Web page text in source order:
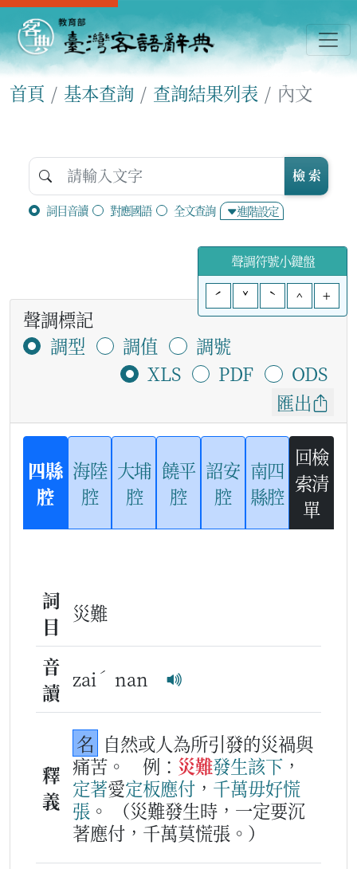
首頁 基本查詢 查詢結果列表 內文
詞目音讀 對應國語 全文查詢 進階設定
檢 索
聲調符號小鍵盤
ˊ
ˇ ˋ ^ +
聲調標記
調型
調值
調號
XLS
PDF
ODS
匯出
四縣
腔
海陸
腔
大埔
腔
饒平
腔
詔安
腔
南四
縣腔
回檢
索清
單
詞
目
災難
音
讀
zai ˊ nan
釋
義
名 自然或人為所引發的災禍與
痛苦。
例： 災難發生該下 ，
定著愛定板應付 ， 千萬毋好慌
張 。
（災難發生時，一定要沉
著應付，千萬莫慌張。）